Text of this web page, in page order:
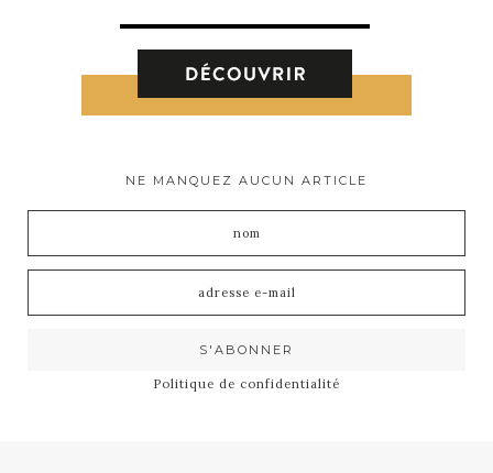
NE MANQUEZ AUCUN ARTICLE
Politique de confidentialité